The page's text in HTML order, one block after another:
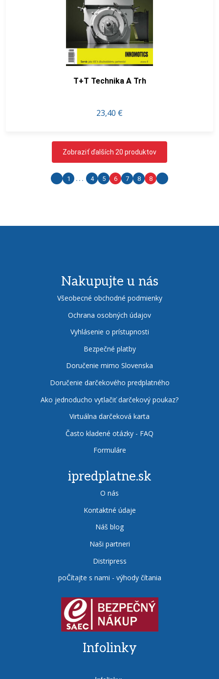
T+T Technika A Trh
23,40 €
Zobraziť ďalších 20 produktov
1 ... 4 5 6 7 8 8
Nakupujte u nás
Všeobecné obchodné podmienky
Ochrana osobných údajov
Vyhlásenie o prístupnosti
Bezpečné platby
Doručenie mimo Slovenska
Doručenie darčekového predplatného
Ako jednoducho vytlačiť darčekový poukaz?
Virtuálna darčeková karta
Často kladené otázky - FAQ
Formuláre
ipredplatne.sk
O nás
Kontaktné údaje
Náš blog
Naši partneri
Distripress
poČítajte s nami - výhody čítania
Infolinky